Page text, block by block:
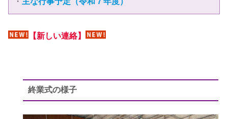
【新しい連絡】
終業式の様子